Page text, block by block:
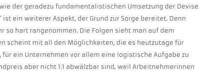
der geradezu fundamentalistischen Umsetzung der Devise
ist ein weiterer Aspekt, der Grund zur Sorge bereitet. Denn
so hart rangenommen. Die Folgen sieht man auf dem
scheint mit all den Möglichkeiten, die es heutzutage für
ein Unternehmen vor allem eine logistische Aufgabe zu
aber nicht 1:1 abwälzbar sind, weil Arbeitnehmerinnen